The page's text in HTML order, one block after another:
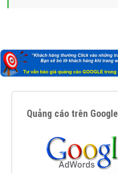
Quảng cáo trên Google